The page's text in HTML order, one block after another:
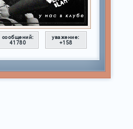
сообщений:
41780
уважение:
+158